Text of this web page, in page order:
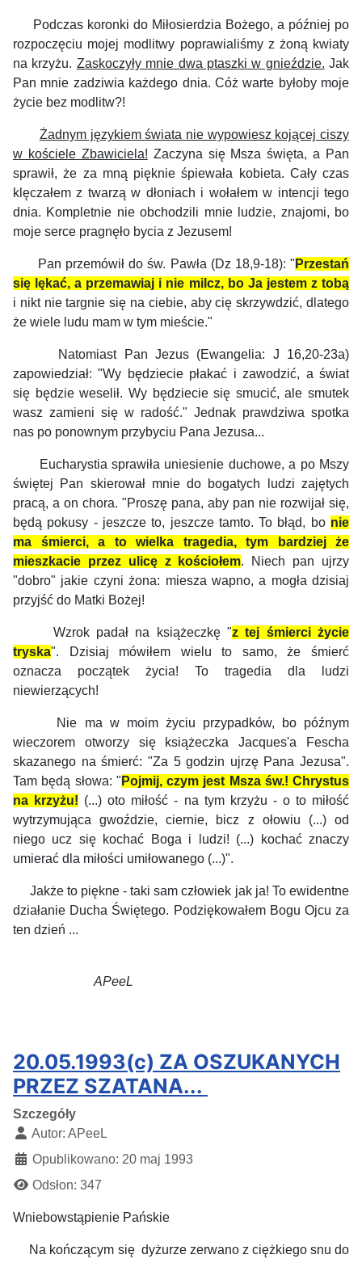
Podczas koronki do Miłosierdzia Bożego, a później po
rozpoczęciu mojej modlitwy poprawialiśmy z żoną kwiaty
na krzyżu. Zaskoczyły mnie dwa ptaszki w gnieździe. Jak
Pan mnie zadziwia każdego dnia. Cóż warte byłoby moje
życie bez modlitw?!
Żadnym językiem świata nie wypowiesz kojącej ciszy
w kościele Zbawiciela! Zaczyna się Msza święta, a Pan
sprawił, że za mną pięknie śpiewała kobieta. Cały czas
klęczałem z twarzą w dłoniach i wołałem w intencji tego
dnia. Kompletnie nie obchodzili mnie ludzie, znajomi, bo
moje serce pragnęło bycia z Jezusem!
Pan przemówił do św. Pawła (Dz 18,9-18): " Przestań
się lękać, a przemawiaj i nie milcz, bo Ja jestem z tobą
i nikt nie targnie się na ciebie, aby cię skrzywdzić, dlatego
że wiele ludu mam w tym mieście."
Natomiast Pan Jezus (Ewangelia: J 16,20-23a)
zapowiedział: "Wy będziecie płakać i zawodzić, a świat
się będzie weselił. Wy będziecie się smucić, ale smutek
wasz zamieni się w radość." Jednak prawdziwa spotka
nas po ponownym przybyciu Pana Jezusa...
Eucharystia sprawiła uniesienie duchowe, a po Mszy
świętej Pan skierował mnie do bogatych ludzi zajętych
pracą, a on chora. "Proszę pana, aby pan nie rozwijał się,
będą pokusy - jeszcze to, jeszcze tamto. To błąd, bo nie
ma śmierci, a to wielka tragedia, tym bardziej że
mieszkacie przez ulicę z kościołem. Niech pan ujrzy
"dobro" jakie czyni żona: miesza wapno, a mogła dzisiaj
przyjść do Matki Bożej!
Wzrok padał na książeczkę "z tej śmierci życie
tryska". Dzisiaj mówiłem wielu to samo, że śmierć
oznacza początek życia! To tragedia dla ludzi
niewierzących!
Nie ma w moim życiu przypadków, bo późnym
wieczorem otworzy się książeczka Jacques'a Fescha
skazanego na śmierć: "Za 5 godzin ujrzę Pana Jezusa".
Tam będą słowa: " Pojmij, czym jest Msza św.! Chrystus
na krzyżu! (...) oto miłość - na tym krzyżu - o to miłość
wytrzymująca gwoździe, ciernie, bicz z ołowiu (...) od
niego ucz się kochać Boga i ludzi! (...) kochać znaczy
umierać dla miłości umiłowanego (...)".
Jakże to piękne - taki sam człowiek jak ja! To ewidentne
działanie Ducha Świętego. Podziękowałem Bogu Ojcu za
ten dzień ...
APeeL
20.05.1993(c) ZA OSZUKANYCH
PRZEZ SZATANA...
Szczegóły
Autor: APeeL
Opublikowano: 20 maj 1993
Odsłon: 347
Wniebowstąpienie Pańskie
Na kończącym się dyżurze zerwano z ciężkiego snu do